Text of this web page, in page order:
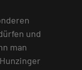
und
man